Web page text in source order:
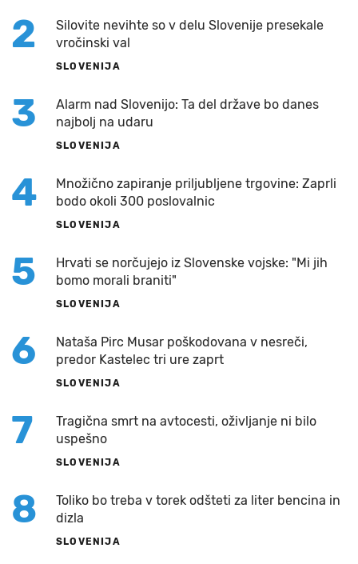
2
Silovite nevihte so v delu Slovenije presekale
vročinski val
SLOVENIJA
3
Alarm nad Slovenijo: Ta del države bo danes
najbolj na udaru
SLOVENIJA
4
Množično zapiranje priljubljene trgovine: Zaprli
bodo okoli 300 poslovalnic
SLOVENIJA
5
Hrvati se norčujejo iz Slovenske vojske: "Mi jih
bomo morali braniti"
SLOVENIJA
6
Nataša Pirc Musar poškodovana v nesreči,
predor Kastelec tri ure zaprt
SLOVENIJA
7
Tragična smrt na avtocesti, oživljanje ni bilo
uspešno
SLOVENIJA
8
Toliko bo treba v torek odšteti za liter bencina in
dizla
SLOVENIJA